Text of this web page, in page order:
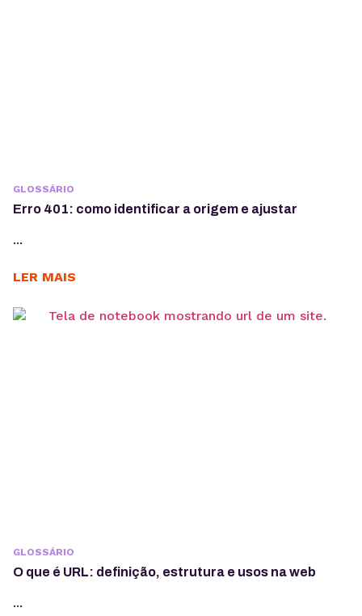
GLOSSÁRIO
Erro 401: como identificar a origem e ajustar
...
LER MAIS
GLOSSÁRIO
O que é URL: definição, estrutura e usos na web
...